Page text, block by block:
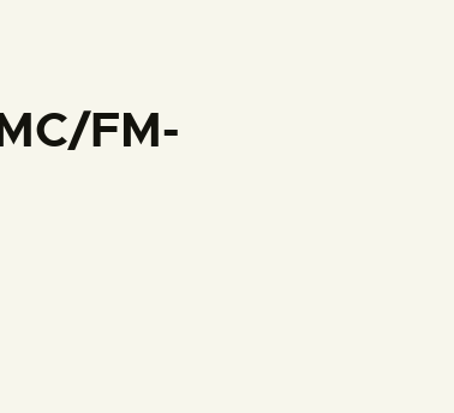
FM-